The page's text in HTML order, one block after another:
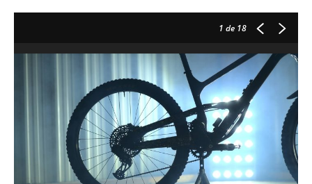
1 de 18